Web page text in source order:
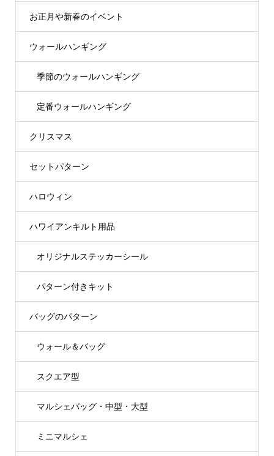
お正月や新春のイベント
ウォールハンギング
季節のウォールハンギング
定番ウォールハンギング
クリスマス
セットパターン
ハロウィン
ハワイアンキルト用品
オリジナルステッカーシール
パターン付きキット
バッグのパターン
ウォール＆バッグ
スクエア型
マルシェバッグ・中型・大型
ミニマルシェ